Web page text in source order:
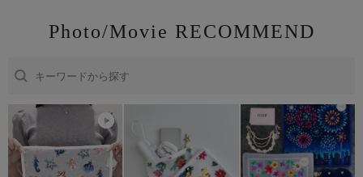
Photo/Movie RECOMMEND